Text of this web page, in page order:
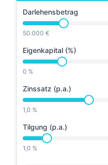
Darlehensbetrag
50.000 €
Eigenkapital (%)
0 %
Zinssatz (p.a.)
1,0 %
Tilgung (p.a.)
1,0 %